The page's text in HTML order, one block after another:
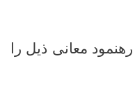
معانی ذیل را